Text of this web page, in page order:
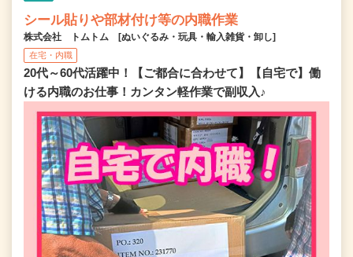
シール貼りや部材付け等の内職作業
株式会社 トムトム [ぬいぐるみ・玩具・輸入雑貨・卸し]
在宅・内職
20代～60代活躍中！【ご都合に合わせて】【自宅で】働
ける内職のお仕事！カンタン軽作業で副収入♪